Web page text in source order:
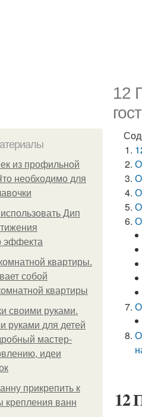
12
из профильной
необходимо для
Дип
эффекта
квартиры.
собой
квартиры
своими руками.
руками для детей
мастер-
идеи
прикрепить к
крепления ванн
12